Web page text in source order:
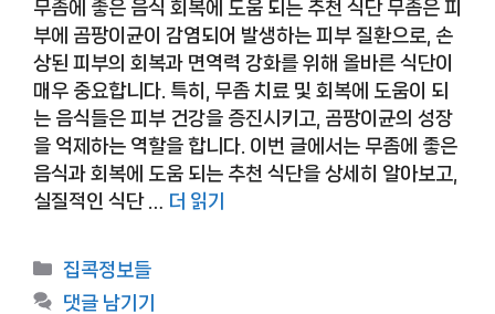
무좀에 좋은 음식 회복에 도움 되는 추천 식단 무좀은 피
부에 곰팡이균이 감염되어 발생하는 피부 질환으로, 손
상된 피부의 회복과 면역력 강화를 위해 올바른 식단이
매우 중요합니다. 특히, 무좀 치료 및 회복에 도움이 되
는 음식들은 피부 건강을 증진시키고, 곰팡이균의 성장
을 억제하는 역할을 합니다. 이번 글에서는 무좀에 좋은
음식과 회복에 도움 되는 추천 식단을 상세히 알아보고,
실질적인 식단 …
더 읽기
카
테
집콕정보들
댓글 남기기